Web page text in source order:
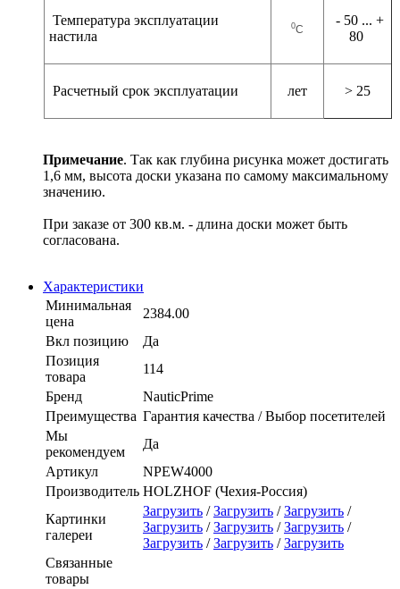
Температура эксплуатации
настила
0С
- 50 ... +
80
Расчетный срок эксплуатации лет > 25
Примечание. Так как глубина рисунка может достигать
1,6 мм, высота доски указана по самому максимальному
значению.
При заказе от 300 кв.м. - длина доски может быть
согласована.
Характеристики
Минимальная
цена
2384.00
Вкл позицию
Да
Позиция
товара
114
Бренд
NauticPrime
Преимущества Гарантия качества / Выбор посетителей
Мы
рекомендуем
Да
Артикул
NPEW4000
Производитель HOLZHOF (Чехия-Россия)
Картинки
галереи
Загрузить /Загрузить /Загрузить /
Загрузить /Загрузить /Загрузить /
Загрузить /Загрузить /Загрузить
Связанные
товары